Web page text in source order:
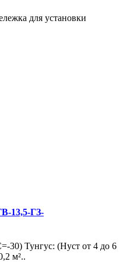
для установки
13,5-ГЗ-
Тунгус: (Hуст от 4 до 6
м²..